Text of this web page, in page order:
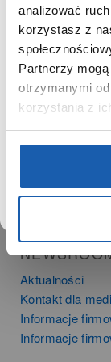
analizować
korzystasz z
Partnerzy
otrzymanymi
korzystania z
PRODUKTY
Zegarki
Instrumenty
Kalkulatory
SIECI
Salony
Aktualności
Kontakt dla
Informacje
Informacje
Używamy
statystycznych
ruch w tej